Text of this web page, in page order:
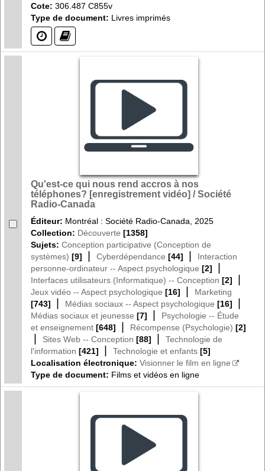
Cote: 306.487 C855v
Type de document: Livres imprimés
(?) (?)
Qu'est-ce qui nous rend accros à nos
téléphones? [enregistrement vidéo] / Société
Radio-Canada
Éditeur: Montréal : Société Radio-Canada, 2025
Collection: Découverte [1358]
Sujets: Conception participative (Conception de
systèmes) [9] | Cyberdépendance [44] |
Interaction
personne-ordinateur -- Aspect psychologique [2] |
Interfaces utilisateurs (Informatique) -- Conception [2] |
Jeux vidéo -- Aspect psychologique [16] |
Marketing
[743]
| Médias sociaux -- Aspect psychologique [16] |
Médias sociaux et jeunesse [7] |
Psychologie -- Étude
et enseignement [648] | Récompense (Psychologie) [2]
| Sites Web -- Conception [88] |
Technologie de
l'information [421] | Technologie et enfants [5]
Localisation électronique: Visionner le film en ligne
Type de document: Films et vidéos en ligne